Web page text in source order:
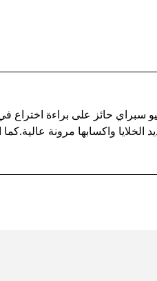
سبراي حائز على براءة اختراع
الخلايا واكسابها مرونة